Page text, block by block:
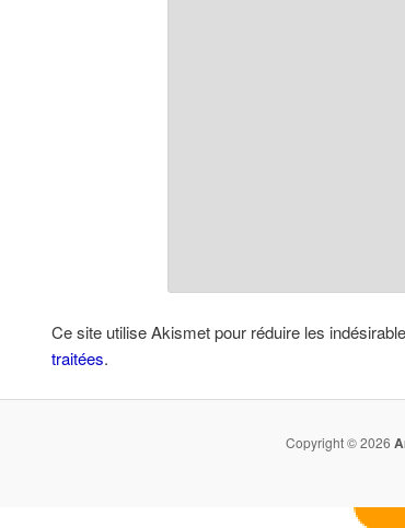
Ce site utilise Akismet pour réduire les
traitées.
Copyright © 2026